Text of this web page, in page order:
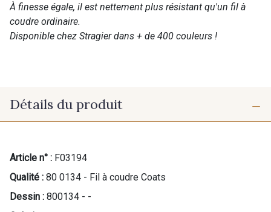
À finesse égale, il est nettement plus résistant qu'un fil à
coudre ordinaire.
Disponible chez Stragier dans + de 400 couleurs !
Détails du produit
Article n° : F03194
Qualité : 80 0134 - Fil à coudre Coats
Dessin : 800134 - -